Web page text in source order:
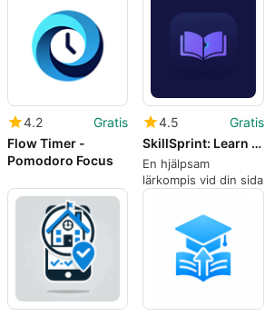
4.2
Gratis
Flow Timer -
Pomodoro Focus
4.5
Gratis
SkillSprint: Learn Skills
En hjälpsam
lärkompis vid din sida